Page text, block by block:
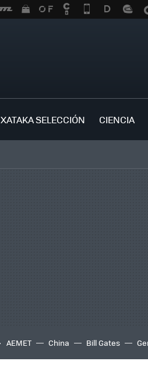
XATAKA SELECCIÓN CIENCIA
AEMET China Bill Gates